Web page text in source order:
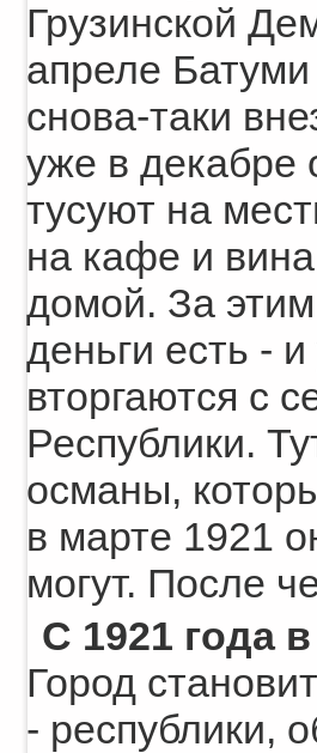
Грузинской
апреле
снова-таки
уже в декабре
тусуют на
на кафе и
домой. За
деньги есть -
вторгаются с
Республики.
османы,
в марте 1921
могут. После
С 1921 года
Город
- республики,